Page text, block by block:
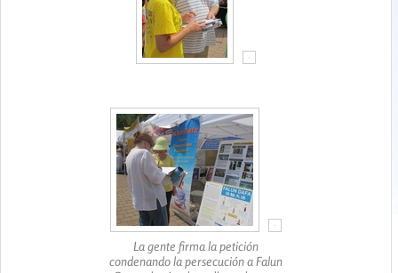
La gente firma la petición
condenando la persecución a Falun